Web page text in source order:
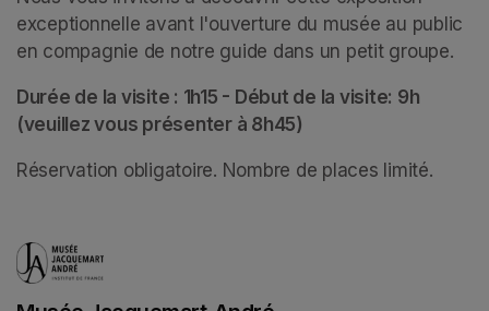
exceptionnelle avant l'ouverture du musée au public
en compagnie de notre guide dans un petit groupe.
Durée de la visite : 1h15 - Début de la visite: 9h
(veuillez vous présenter à 8h45)
Réservation obligatoire. Nombre de places limité.